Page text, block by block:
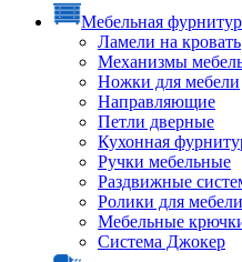
Мебельная
Ламели на кровать
Механизмы
Ножки для мебели
Направляющие
Петли дверные
Кухонная
Ручки мебельные
Раздвижные
Ролики для мебели
Мебельные
Система Джокер